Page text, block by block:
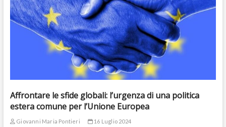
Affrontare le sfide globali: l’urgenza di una politica
estera comune per l’Unione Europea
Giovanni Maria Pontieri 16 Luglio 2024